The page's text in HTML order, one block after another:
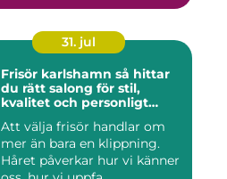
31. jul
Frisör karlshamn så hittar
du rätt salong för stil,
kvalitet och personligt
Att välja frisör handlar om
mer än bara en klippning.
Håret påverkar hur vi känner